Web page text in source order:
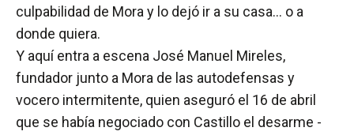
culpabilidad de Mora y lo dejó ir a su casa… o a
donde quiera.
Y aquí entra a escena José Manuel Mireles,
fundador junto a Mora de las autodefensas y
vocero intermitente, quien aseguró el 16 de abril
que se había negociado con Castillo el desarme -